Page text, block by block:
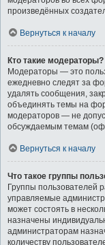
произведённых
Вернуться к началу
Кто такие модераторы?
Модераторы — это
ежедневно следят за
удалять сообщения,
объединять темы на
модераторов — не
обсуждаемым темам
Вернуться к началу
Что такое группы
Группы пользователей
управляемые
может состоять в
назначены
администраторам
количеству